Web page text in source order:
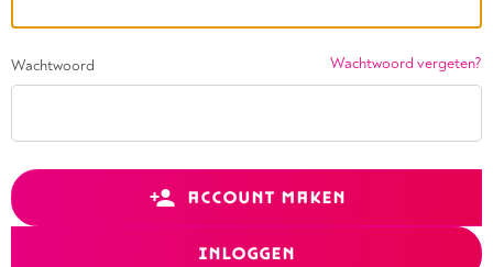
Wachtwoord Wachtwoord vergeten?
ACCOUNT MAKEN
INLOGGEN